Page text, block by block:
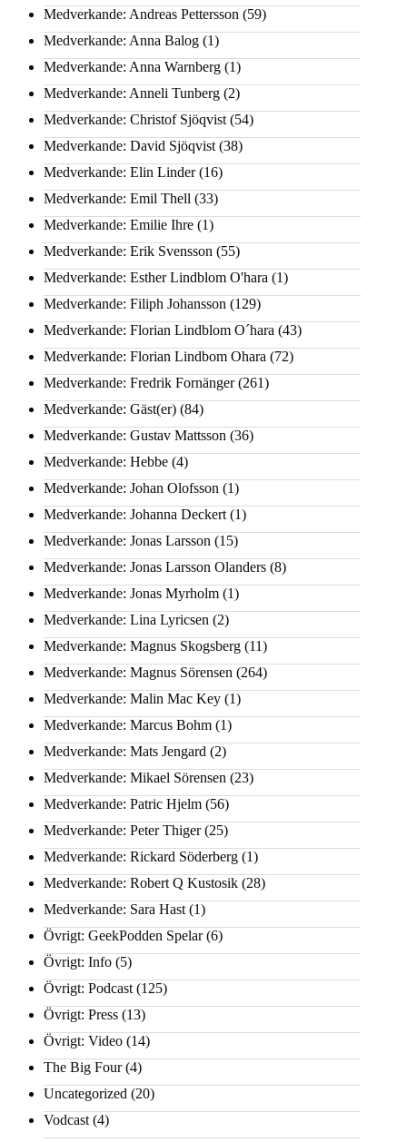
Medverkande: Andreas Pettersson (59)
Medverkande: Anna Balog (1)
Medverkande: Anna Warnberg (1)
Medverkande: Anneli Tunberg (2)
Medverkande: Christof Sjöqvist (54)
Medverkande: David Sjöqvist (38)
Medverkande: Elin Linder(16)
Medverkande: Emil Thell (33)
Medverkande: Emilie Ihre (1)
Medverkande: Erik Svensson (55)
Medverkande: Esther Lindblom O'hara (1)
Medverkande: Filiph Johansson (129)
Medverkande: Florian Lindblom O´hara (43)
Medverkande: Florian Lindbom Ohara (72)
Medverkande: Fredrik Fornänger(261)
Medverkande: Gäst(er) (84)
Medverkande: Gustav Mattsson (36)
Medverkande: Hebbe (4)
Medverkande: Johan Olofsson (1)
Medverkande: Johanna Deckert (1)
Medverkande: Jonas Larsson (15)
Medverkande: Jonas Larsson Olanders (8)
Medverkande: Jonas Myrholm (1)
Medverkande: Lina Lyricsen (2)
Medverkande: Magnus Skogsberg (11)
Medverkande: Magnus Sörensen (264)
Medverkande: Malin Mac Key (1)
Medverkande: Marcus Bohm (1)
Medverkande: Mats Jengard (2)
Medverkande: Mikael Sörensen (23)
Medverkande: Patric Hjelm (56)
Medverkande: Peter Thiger(25)
Medverkande: Rickard Söderberg (1)
Medverkande: Robert Q Kustosik (28)
Medverkande: Sara Hast (1)
Övrigt: GeekPodden Spelar(6)
Övrigt: Info (5)
Övrigt: Podcast (125)
Övrigt: Press (13)
Övrigt: Video (14)
The Big Four(4)
Uncategorized (20)
Vodcast (4)